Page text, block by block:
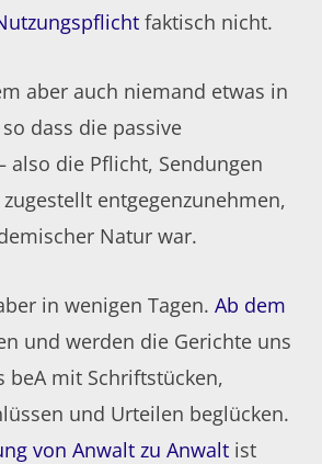
faktisch nicht.
aber auch niemand etwas in
dass die passive
also die Pflicht, Sendungen
entgegenzunehmen,
Natur war.
in wenigen Tagen.Ab dem
und werden die Gerichte uns
beA mit Schriftstücken,
und Urteilen beglücken.
von Anwalt zu Anwalt ist